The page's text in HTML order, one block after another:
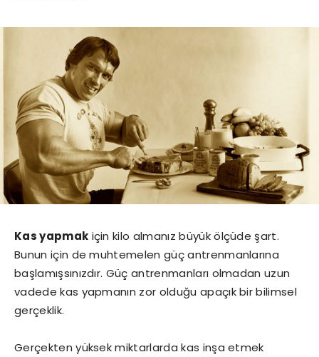
Kas yapmak için kilo almanız büyük ölçüde şart.
Bunun için de muhtemelen güç antrenmanlarına
başlamışsınızdır. Güç antrenmanları olmadan uzun
vadede kas yapmanın zor olduğu apaçık bir bilimsel
gerçeklik.
Gerçekten yüksek miktarlarda kas inşa etmek